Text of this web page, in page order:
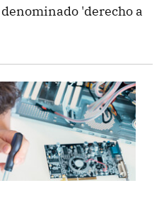
'derecho a